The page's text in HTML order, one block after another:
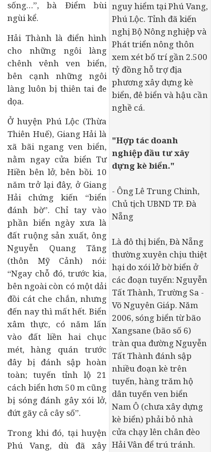
nguy hiểm tại Phú Vang,
Phú Lộc. Tỉnh đã kiến
nghị Bộ Nông nghiệp và
Phát triển nông thôn
xem xét bố trí gần 2.500
tỷ đồng hỗ trợ địa
phương xây dựng kè
biển, đê biển và hậu cần
nghề cá.
"Hợp tác doanh
nghiệpđầu tưxây
dựng kè biển."
- Ông Lê Trung Chinh,
Chủ tịch UBND TP. Đà
Nẵng
Là đô thị biển, Đà Nẵng
thường xuyên chịu thiệt
hại do xói lở bờ biển ở
các đoạn tuyến: Nguyễn
Tất Thành, Trường Sa -
Võ Nguyên Giáp. Năm
2006, sóng biển từ bão
Xangsane (bão số 6)
tràn qua đường Nguyễn
Tất Thành đánh sập
nhiều đoạn kè trên
tuyến, hàng trăm hộ
dân tuyến ven biển
Nam Ô (chưa xây dựng
kè biển) phải bỏ nhà
cửa chạy lên chân đèo
Hải Vân để trú tránh.
sống…”, bà Điểm bùi
ngùi kể.
Hải Thành là điển hình
cho những ngôi làng
chênh vênh ven biển,
bên cạnh những ngôi
làng luôn bị thiên tai đe
dọa.
Ở huyện Phú Lộc (Thừa
Thiên Huế), Giang Hải là
xã bãi ngang ven biển,
nằm ngay cửa biển Tư
Hiền bên lở, bên bồi. 10
năm trở lại đây, ở Giang
Hải chứng kiến “biển
đánh bờ”. Chỉ tay vào
phần biển ngày xưa là
đất ruộng sản xuất, ông
Nguyễn Quang Tăng
(thôn Mỹ Cảnh) nói:
“Ngay chỗ đó, trước kia,
bên ngoài còn có một dải
đồi cát che chắn, nhưng
đến nay thì mất hết. Biển
xâm thực, có năm lấn
vào đất liền hai chục
mét, hàng quán trước
đây bị đánh sập hoàn
toàn; tuyến tỉnh lộ 21
cách biển hơn 50 m cũng
bị sóng đánh gây xói lở,
đứt gãy cả cây số”.
Trong khi đó, tại huyện
Phú Vang, dù đã xây